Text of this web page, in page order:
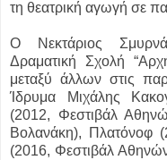
τη θεατρική αγωγή σε
Ο Νεκτάριος
Δραματική Σχολή
μεταξύ άλλων στις
Ίδρυμα Μιχάλης
(2012, Φεστιβάλ
Βολανάκη), Πλατόνοφ
(2016, Φεστιβάλ